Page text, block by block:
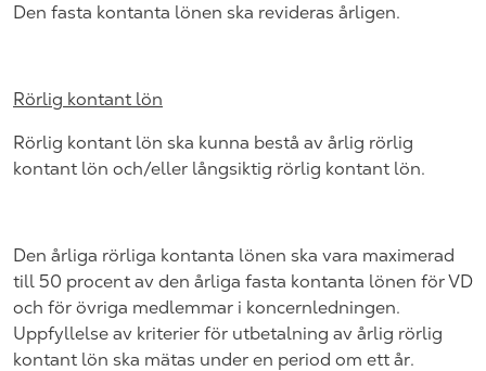
Den fasta kontanta lönen ska revideras årligen.
Rörlig kontant lön
Rörlig kontant lön ska kunna bestå av årlig rörlig
kontant lön och/eller långsiktig rörlig kontant lön.
Den årliga rörliga kontanta lönen ska vara maximerad
till 50 procent av den årliga fasta kontanta lönen för VD
och för övriga medlemmar i koncernledningen.
Uppfyllelse av kriterier för utbetalning av årlig rörlig
kontant lön ska mätas under en period om ett år.